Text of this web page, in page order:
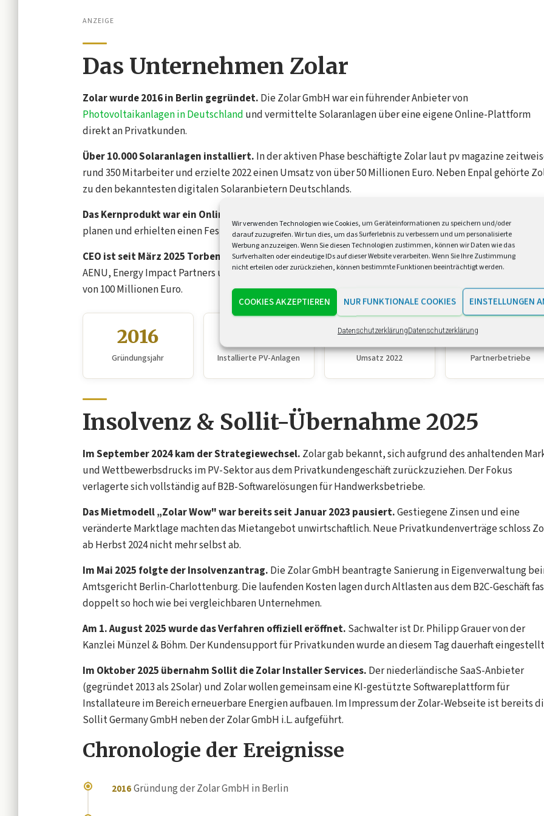
Wir verwenden Technologien wie Cookies, um Geräteinformationen zu speichern und/oder
darauf zuzugreifen. Wir tun dies, um das Surferlebnis zu verbessern und um personalisierte
Werbung anzuzeigen. Wenn Sie diesen Technologien zustimmen, können wir Daten wie das
Surfverhalten oder eindeutige IDs auf dieser Website verarbeiten. Wenn Sie Ihre Zustimmung
nicht erteilen oder zurückziehen, können bestimmte Funktionen beeinträchtigt werden.
COOKIES AKZEPTIEREN NUR FUNKTIONALE COOKIES EINSTELLUNGEN
DatenschutzerklärungDatenschutzerklärung
ANZEIGE
Das Unternehmen Zolar
Zolar wurde 2016 in Berlin gegründet. Die Zolar GmbH war ein führender Anbieter von
Photovoltaikanlagen in Deutschland und vermittelte Solaranlagen über eine eigene Online-Plattform
direkt an Privatkunden.
Über 10.000 Solaranlagen installiert. In der aktiven Phase beschäftigte Zolar laut pv magazine
rund 350 Mitarbeiter und erzielte 2022 einen Umsatz von über 50 Millionen Euro. Neben Enpal gehörte
zu den bekanntesten digitalen Solaranbietern Deutschlands.
Das Kernprodukt war ein Online-Konfigurator.
planen und erhielten einen Festpreis. Die Abwicklung erfolgte über Zolar und regionale Partnerbetriebe.
CEO ist seit März 2025 Torben Schwellnus.Das Unternehmen wurde unter anderem von Investoren wie
AENU, Energy Impact Partners und Ecosia finanziert. 2023 sicherte sich Zolar laut Handelsblatt einen
von 100 Millionen Euro.
2016
Gründungsjahr Installierte PV-Anlagen
50 Mio. €
Umsatz 2022 Partnerbetriebe
Insolvenz & Sollit-Übernahme 2025
Im September 2024 kam der Strategiewechsel. Zolar gab bekannt, sich aufgrund des anhaltenden
und Wettbewerbsdrucks im PV-Sektor aus dem Privatkundengeschäft zurückzuziehen. Der Fokus
verlagerte sich vollständig auf B2B-Softwarelösungen für Handwerksbetriebe.
Das Mietmodell „Zolar Wow" war bereits seit Januar 2023 pausiert.Gestiegene Zinsen und eine
veränderte Marktlage machten das Mietangebot unwirtschaftlich. Neue Privatkundenverträge schloss
ab Herbst 2024 nicht mehr selbst ab.
Im Mai 2025 folgte der Insolvenzantrag. Die Zolar GmbH beantragte Sanierung in Eigenverwaltung
Amtsgericht Berlin-Charlottenburg. Die laufenden Kosten lagen durch Altlasten aus dem B2C-Geschäft
doppelt so hoch wie bei vergleichbaren Unternehmen.
Am 1. August 2025 wurde das Verfahren offiziell eröffnet. Sachwalter ist Dr. Philipp Grauer von der
Kanzlei Münzel & Böhm. Der Kundensupport für Privatkunden wurde an diesem Tag dauerhaft
Im Oktober 2025 übernahm Sollit die Zolar Installer Services. Der niederländische SaaS-Anbieter
(gegründet 2013 als 2Solar) und Zolar wollen gemeinsam eine KI-gestützte Softwareplattform für
Installateure im Bereich erneuerbare Energien aufbauen. Im Impressum der Zolar-Webseite ist bereits
Sollit Germany GmbH neben der Zolar GmbH i.L. aufgeführt.
Chronologie der Ereignisse
2016Gründung der Zolar GmbH in Berlin